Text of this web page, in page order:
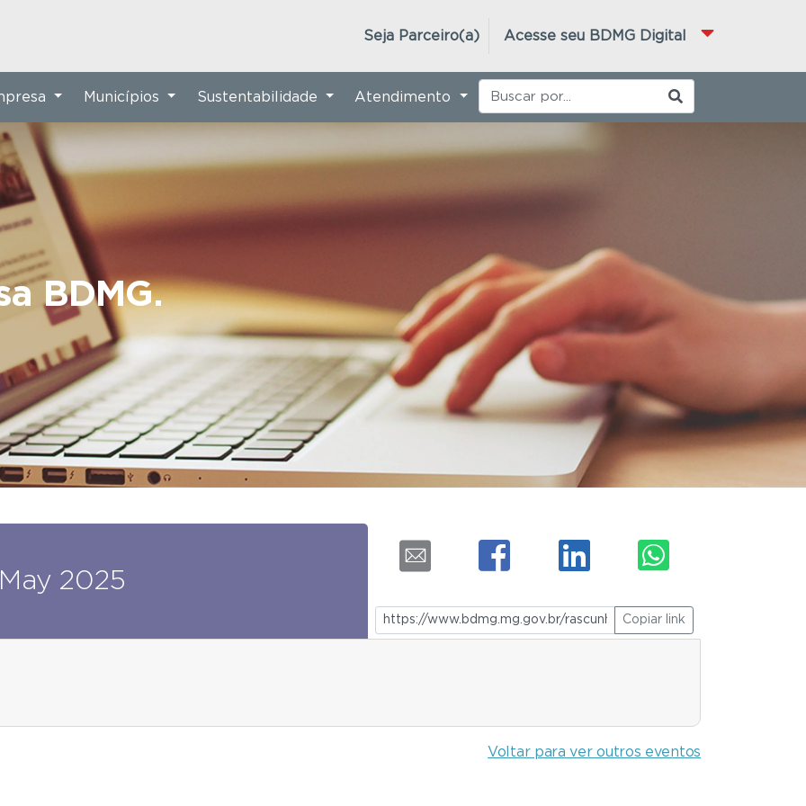
Acesse seu BDMG Digital
Seja Parceiro(a)
BDMG.
Municípios Sustentabilidade Atendimento
2025
Copiar link
Voltar para ver outros eventos